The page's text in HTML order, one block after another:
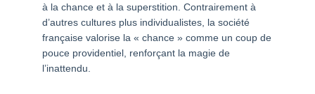
à la chance et à la superstition. Contrairement à
d’autres cultures plus individualistes, la société
française valorise la « chance » comme un coup de
pouce providentiel, renforçant la magie de
l’inattendu.